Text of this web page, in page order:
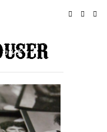
ルチャー